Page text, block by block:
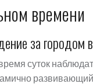
времени
за городом
суток